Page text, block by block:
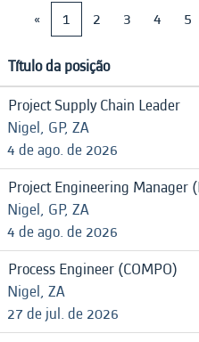
«
1 2 3 4 5
Título da posição
Project Supply Chain Leader
Nigel, GP, ZA
4 de ago. de 2026
Project Engineering Manager
Nigel, GP, ZA
4 de ago. de 2026
Process Engineer (COMPO)
Nigel, ZA
27 de jul. de 2026